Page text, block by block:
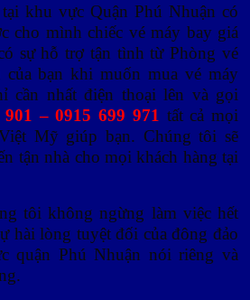
khu vực Quận Phú Nhuận có
cho mình chiếc vé máy bay giá
sự hỗ trợ tận tình từ Phòng vé
bạn khi muốn mua vé máy
cần nhất điện thoại lên và gọi
– 0915 699 971 tất cả mọi
Mỹ giúp bạn. Chúng tôi sẽ
tận nhà cho mọi khách hàng tại
tôi không ngừng làm việc hết
hài lòng tuyệt đối của đông đảo
quận Phú Nhuận nói riêng và